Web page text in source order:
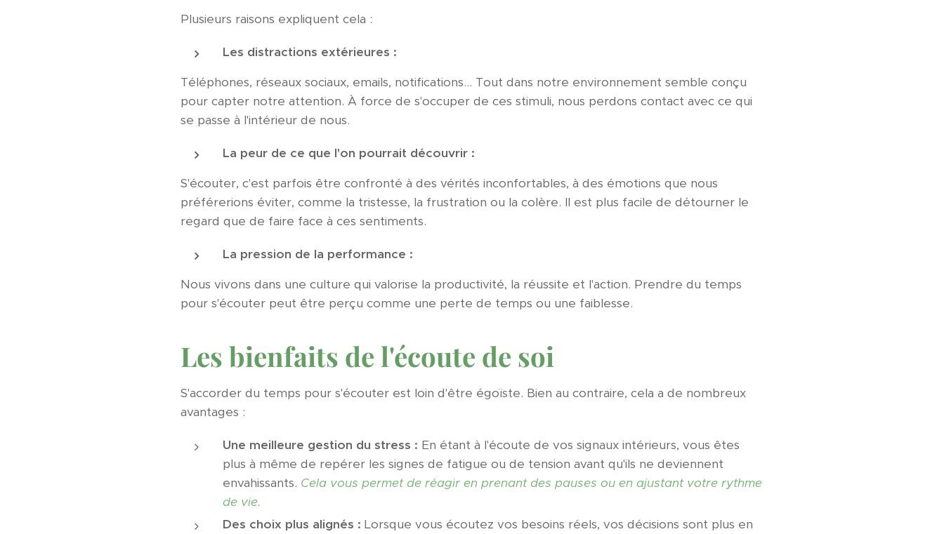
Plusieurs raisons expliquent cela :
Les distractions extérieures :
Téléphones, réseaux sociaux, emails, notifications… Tout dans notre environnement semble conçu
pour capter notre attention. À force de s'occuper de ces stimuli, nous perdons contact avec ce qui
se passe à l'intérieur de nous.
La peur de ce que l'on pourrait découvrir :
S'écouter, c'est parfois être confronté à des vérités inconfortables, à des émotions que nous
préférerions éviter, comme la tristesse, la frustration ou la colère. Il est plus facile de détourner le
regard que de faire face à ces sentiments.
La pression de la performance :
Nous vivons dans une culture qui valorise la productivité, la réussite et l'action. Prendre du temps
pour s'écouter peut être perçu comme une perte de temps ou une faiblesse.
Les bienfaits de l'écoute de soi
S'accorder du temps pour s'écouter est loin d'être égoïste. Bien au contraire, cela a de nombreux
avantages :
Une meilleure gestion du stress : En étant à l'écoute de vos signaux intérieurs, vous êtes
plus à même de repérer les signes de fatigue ou de tension avant qu'ils ne deviennent
envahissants. Cela vous permet de réagir en prenant des pauses ou en ajustant votre rythme
de vie.
Des choix plus alignés : Lorsque vous écoutez vos besoins réels, vos décisions sont plus en